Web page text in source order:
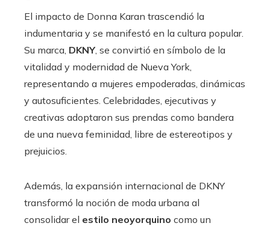
El impacto de Donna Karan trascendió la
indumentaria y se manifestó en la cultura popular.
Su marca, DKNY, se convirtió en símbolo de la
vitalidad y modernidad de Nueva York,
representando a mujeres empoderadas, dinámicas
y autosuficientes. Celebridades, ejecutivas y
creativas adoptaron sus prendas como bandera
de una nueva feminidad, libre de estereotipos y
prejuicios.
Además, la expansión internacional de DKNY
transformó la noción de moda urbana al
consolidar el estilo neoyorquino como un